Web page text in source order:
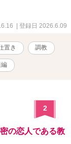
、追っ手から逃
な姿で深い眠り
なかった。 一般人
た青年が、裏社会
頼する、伝説のド
から檻の中に入
た時、部屋の空気
の自由』を、この
畳半の密室。ザラ
求めた高慢な令嬢
ロに作り変えられ
| 登録日 2026.6.09
置き 調教
2
の恋人である教